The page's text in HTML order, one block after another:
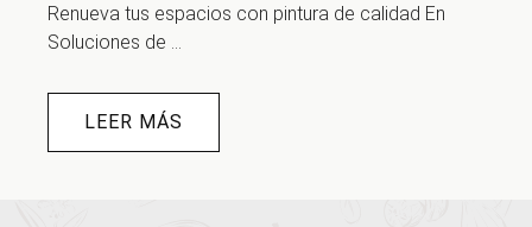
Renueva tus espacios con pintura de calidad En
Soluciones de ...
LEER MÁS